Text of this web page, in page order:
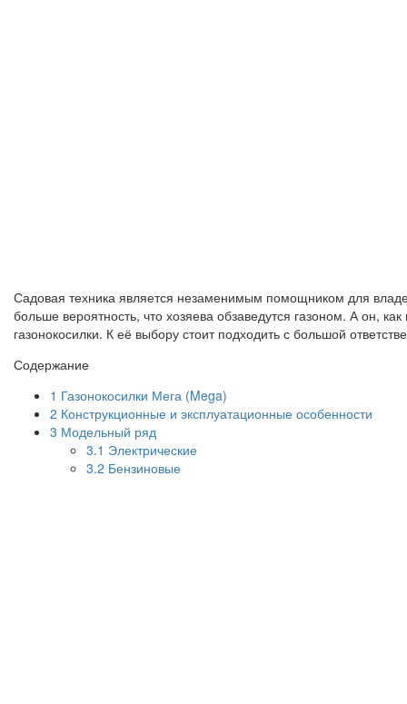
Садовая техника является незаменимым помощником для
больше вероятность, что хозяева обзаведутся газоном. А он,
газонокосилки. К её выбору стоит подходить с большой
Содержание
1 Газонокосилки Мега (Mega)
2 Конструкционные и эксплуатационные особенности
3 Модельный ряд
3.1 Электрические
3.2 Бензиновые